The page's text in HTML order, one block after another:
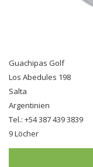
Guachipas Golf
Los Abedules 198
Salta
Argentinien
Tel.: +54 387 439 3839
9 Löcher